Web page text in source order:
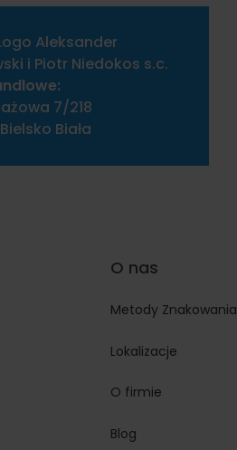
Aleksander
i Piotr Niedokos s.c.
7/218
Biała
O nas
Metody Znakowania
Lokalizacje
O firmie
Blog